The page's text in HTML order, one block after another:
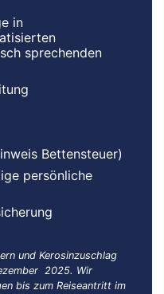
in
sprechenden
Bettensteuer)
persönliche
und Kerosinzuschlag
2025. Wir
bis zum Reiseantritt im